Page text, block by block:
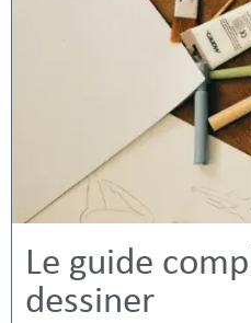
Le guide
dessiner